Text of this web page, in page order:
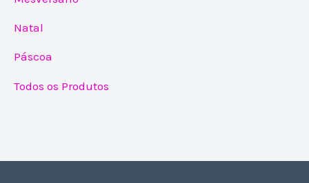
Natal
Páscoa
Todos os Produtos